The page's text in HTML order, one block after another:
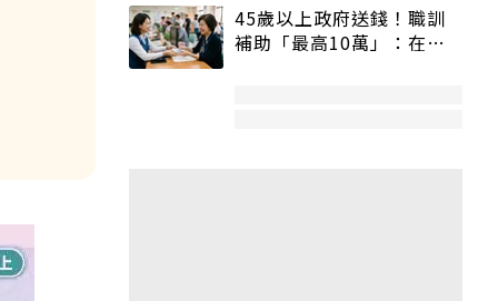
45歲以上政府送錢！職訓
補助「最高10萬」：在